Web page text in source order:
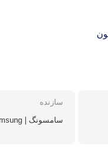
سازنده
سامسونگ | Samsung